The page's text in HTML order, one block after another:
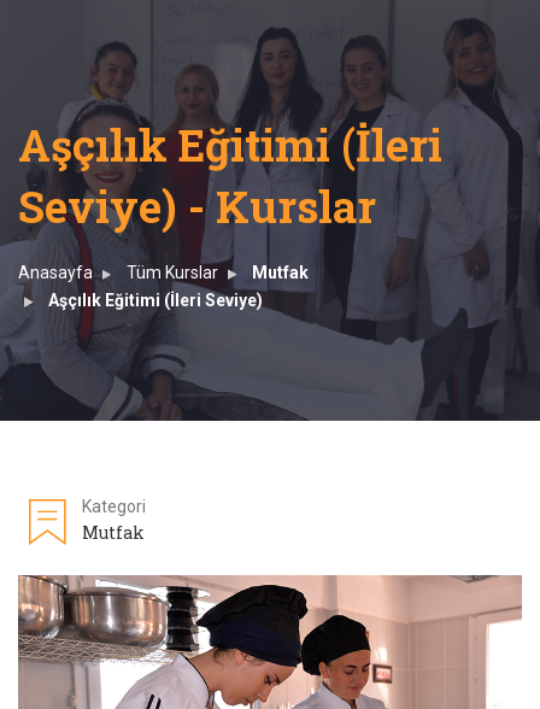
Aşçılık Eğitimi (İleri
Seviye) - Kurslar
Anasayfa Tüm Kurslar
Mutfak
Aşçılık Eğitimi (İleri Seviye)
Kategori
Mutfak